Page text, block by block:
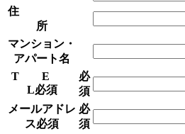
住
所
マンション・
アパート名
T E
L必須
必
須
メールアドレ
ス必須
必
須